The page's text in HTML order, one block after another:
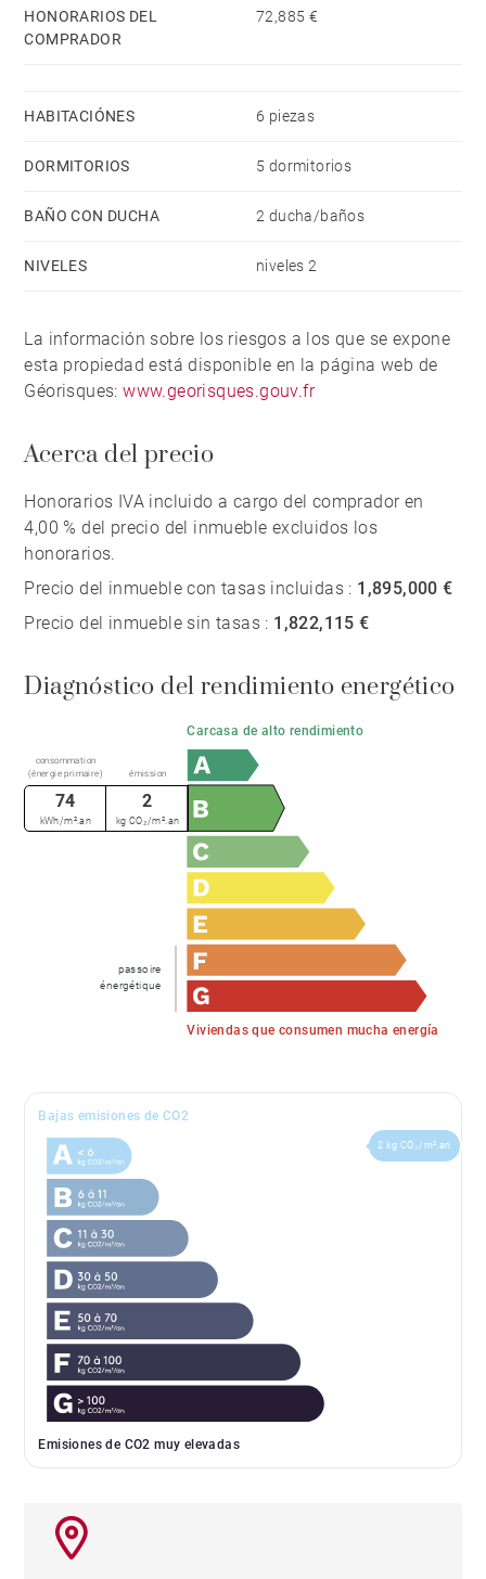
HONORARIOS DEL
COMPRADOR
72,885 €
HABITACIÓNES 6 piezas
DORMITORIOS 5 dormitorios
BAÑO CON DUCHA 2 ducha/baños
NIVELES niveles 2
La información sobre los riesgos a los que se expone
esta propiedad está disponible en la página web de
Géorisques:www.georisques.gouv.fr
Acerca del precio
Honorarios IVA incluido a cargo del comprador en
4,00 % del precio del inmueble excluidos los
honorarios.
Precio del inmueble con tasas incluidas : 1,895,000 €
Precio del inmueble sin tasas : 1,822,115 €
Diagnóstico del rendimiento energético
Carcasa de alto rendimiento
Viviendas que consumen mucha energía
passoire
énergétique
consommation
(énergie primaire)
émission
74
kWh/m².an
2
kg CO₂/m².an
Bajas emisiones de CO2
Emisiones de CO2 muy elevadas
2 kg CO₂/m².an